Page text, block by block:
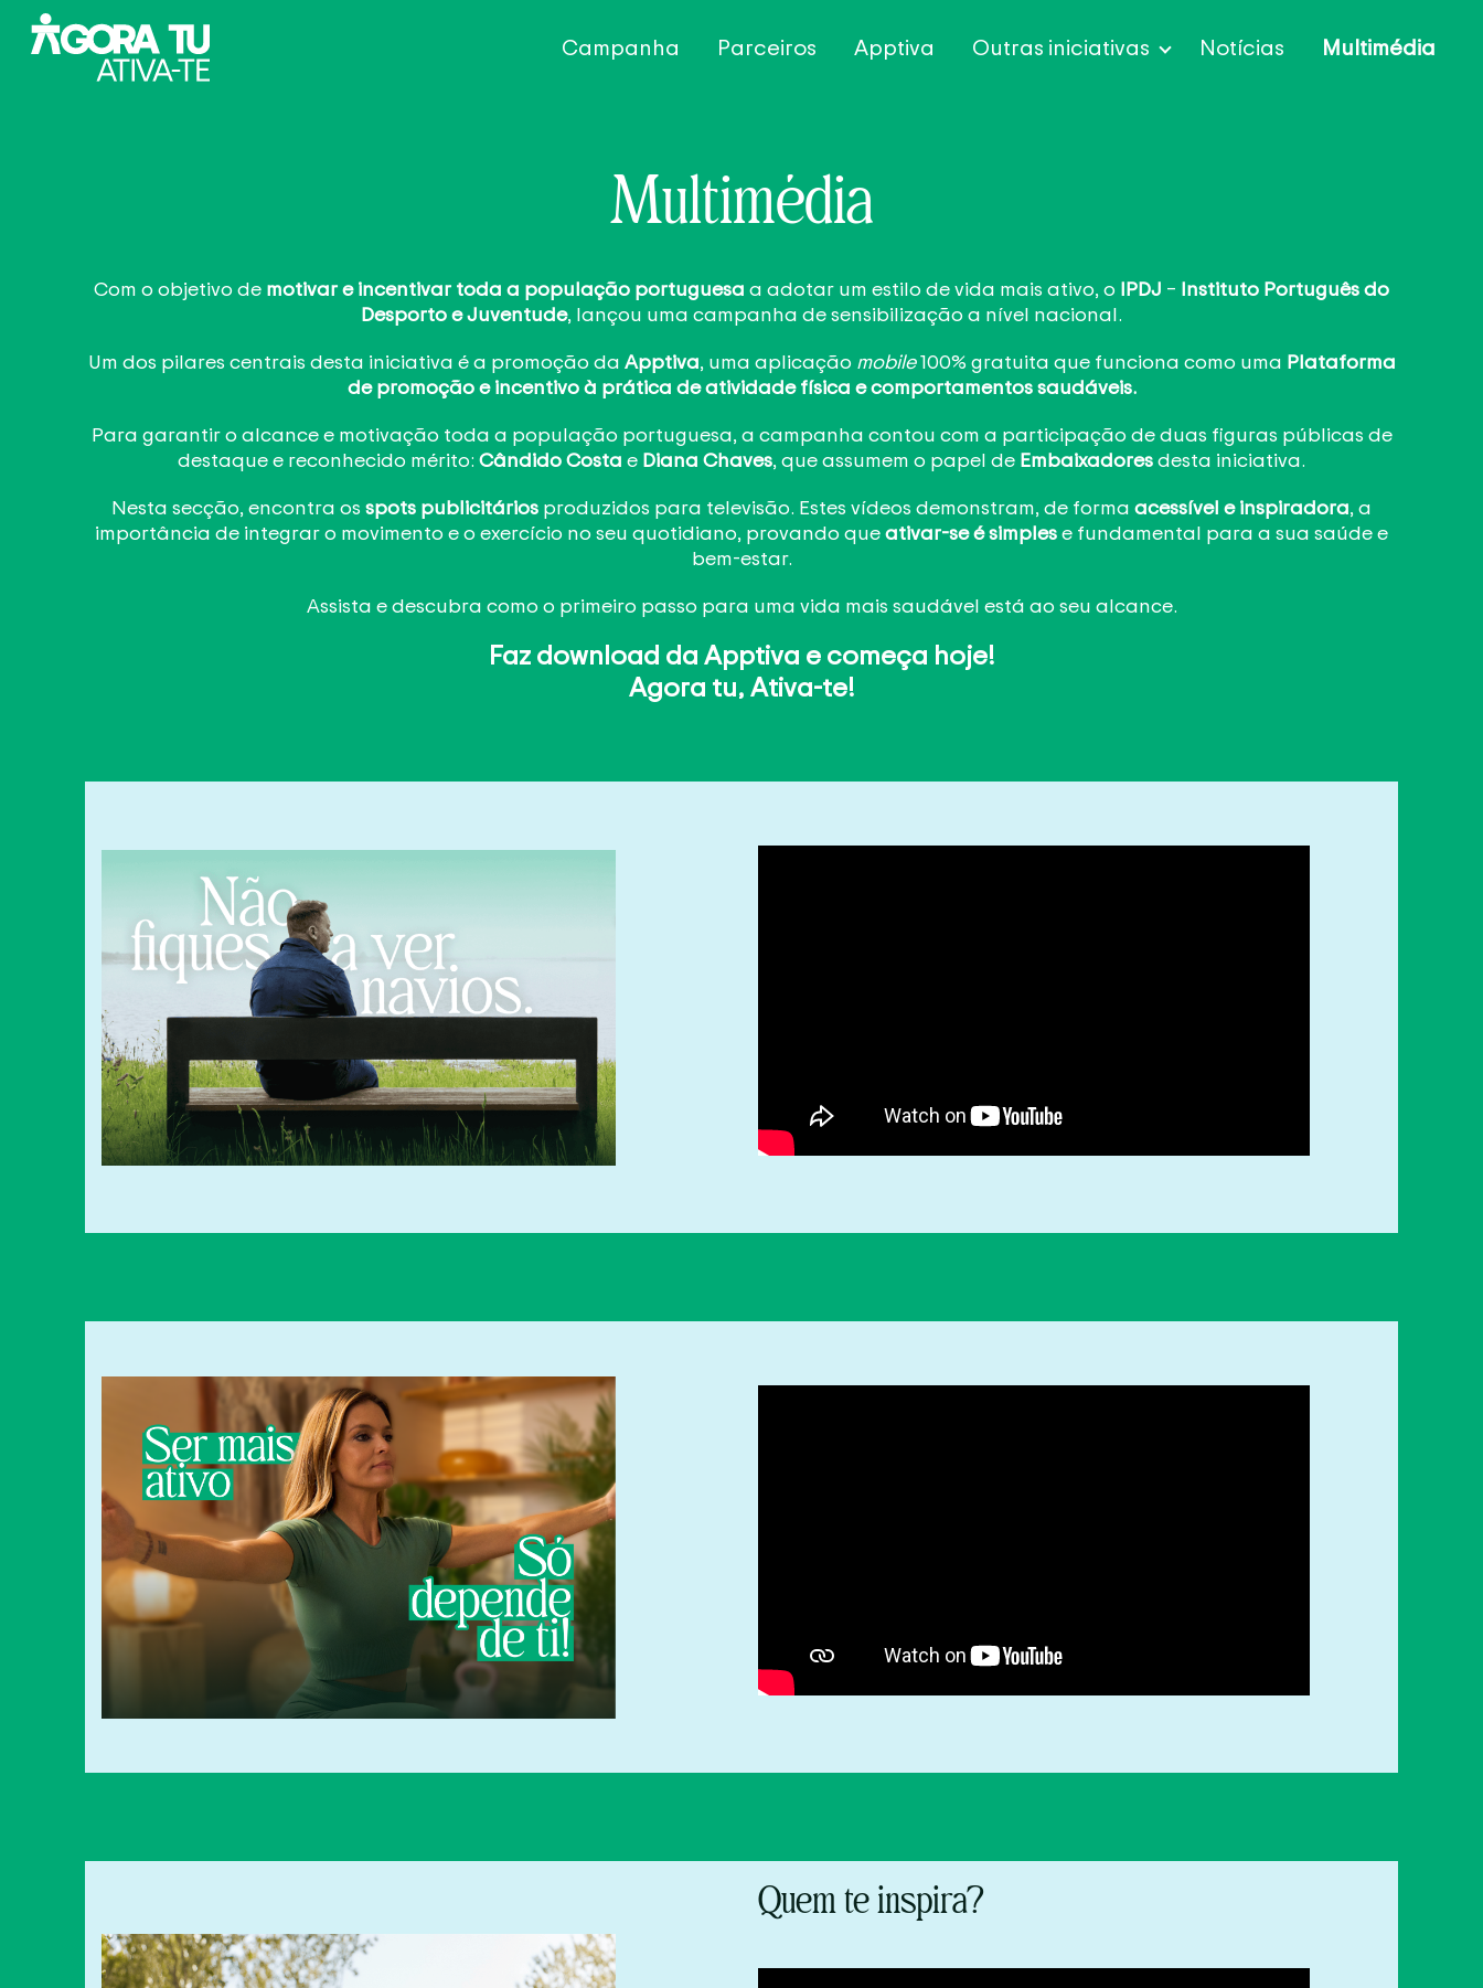
Campanha Parceiros Apptiva
Outras iniciativas
Notícias Multimédia
Multimédia
Com o objetivo de motivar e incentivar toda a população portuguesa a adotar um estilo de vida mais ativo, o IPDJ – Instituto Português do
Desporto e Juventude, lançou uma campanha de sensibilização a nível nacional.
Um dos pilares centrais desta iniciativa é a promoção da Apptiva, uma aplicação mobile100% gratuita que funciona como uma Plataforma
de promoção e incentivo à prática de atividade física e comportamentos saudáveis.
Para garantir o alcance e motivação toda a população portuguesa, a campanha contou com a participação de duas figuras públicas de
destaque e reconhecido mérito: Cândido Costa e Diana Chaves, que assumem o papel de Embaixadoresdesta iniciativa.
Nesta secção, encontra os spots publicitários produzidos para televisão. Estes vídeos demonstram, de forma acessível e inspiradora, a
importância de integrar o movimento e o exercício no seu quotidiano, provando queativar-se é simplese fundamental para a sua saúde e
bem-estar.
Assista e descubra como o primeiro passo para uma vida mais saudável está ao seu alcance.
Faz download daApptiva e começa hoje!
Agora tu, Ativa-te!
Quem te inspira?